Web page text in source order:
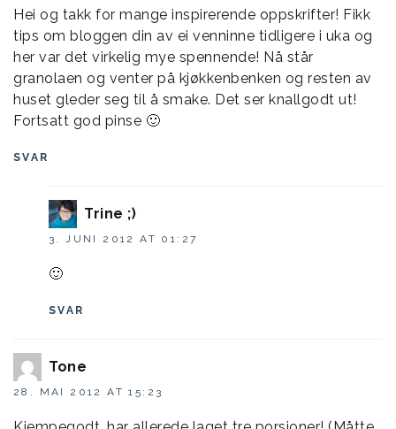
Hei og takk for mange inspirerende oppskrifter! Fikk
tips om bloggen din av ei venninne tidligere i uka og
her var det virkelig mye spennende! Nå står
granolaen og venter på kjøkkenbenken og resten av
huset gleder seg til å smake. Det ser knallgodt ut!
Fortsatt god pinse 🙂
SVAR
Trine ;)
3. JUNI 2012 AT 01:27
🙂
SVAR
Tone
28. MAI 2012 AT 15:23